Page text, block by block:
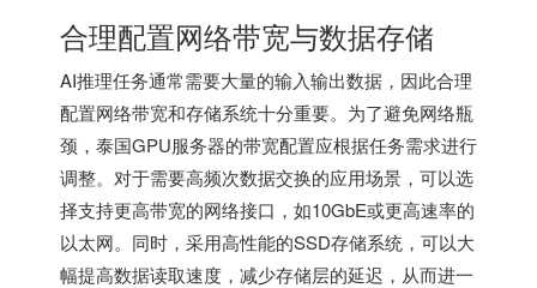
合理配置网络带宽与数据存储
AI推理任务通常需要大量的输入输出数据，因此合理
配置网络带宽和存储系统十分重要。为了避免网络瓶
颈，泰国GPU服务器的带宽配置应根据任务需求进行
调整。对于需要高频次数据交换的应用场景，可以选
择支持更高带宽的网络接口，如10GbE或更高速率的
以太网。同时，采用高性能的SSD存储系统，可以大
幅提高数据读取速度，减少存储层的延迟，从而进一